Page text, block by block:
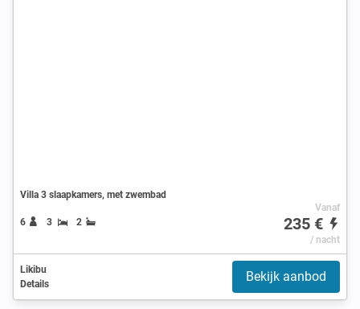
Villa 3 slaapkamers, met zwembad
6 3 2
Vanaf
235 €
/ nacht
Likibu
Details
Bekijk aanbod